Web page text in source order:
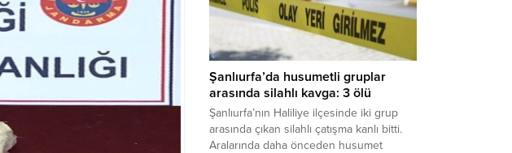
Şanlıurfa’da husumetli gruplar
arasında silahlı kavga: 3 ölü
Şanlıurfa’nın Haliliye ilçesinde iki grup
arasında çıkan silahlı çatışma kanlı bitti.
Aralarında daha önceden husumet